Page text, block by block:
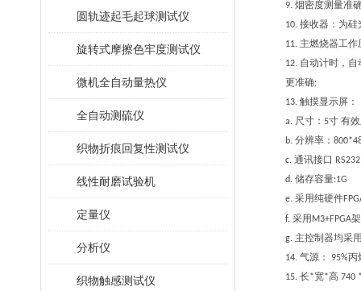
圆轨迹起毛起球测试仪
旋转式摩擦色牢度测试仪
微机全自动量热仪
全自动测硫仪
织物折痕回复性测试仪
线性耐磨试验机
定量仪
分析仪
织物触感测试仪
9. 烟密度测量准确
10. 接收器：为硅光
11. 主燃烧器工作
12. 自动计时，自
更准确;
13. 触摸显示屏：
a. 尺寸：5寸 有效
b. 分辨率：
c. 通讯接口 RS232
d. 储存容量:1G
e. 采用纯硬件
f. 采用M3+FPGA架
g. 主控制器均采用
14. 气源： 95%丙
15. 长*宽*高 740